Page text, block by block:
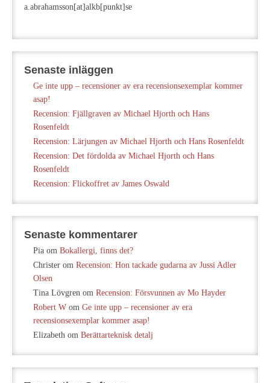
a.abrahamsson[at]alkb[punkt]se
Senaste inläggen
Ge inte upp – recensioner av era recensionsexemplar kommer
asap!
Recension: Fjällgraven av Michael Hjorth och Hans
Rosenfeldt
Recension: Lärjungen av Michael Hjorth och Hans Rosenfeldt
Recension: Det fördolda av Michael Hjorth och Hans
Rosenfeldt
Recension: Flickoffret av James Oswald
Senaste kommentarer
Pia om Bokallergi, finns det?
Christer om Recension: Hon tackade gudarna av Jussi Adler
Olsen
Tina Lövgren om Recension: Försvunnen av Mo Hayder
Robert W om Ge inte upp – recensioner av era
recensionsexemplar kommer asap!
Elizabeth om Berättarteknisk detalj